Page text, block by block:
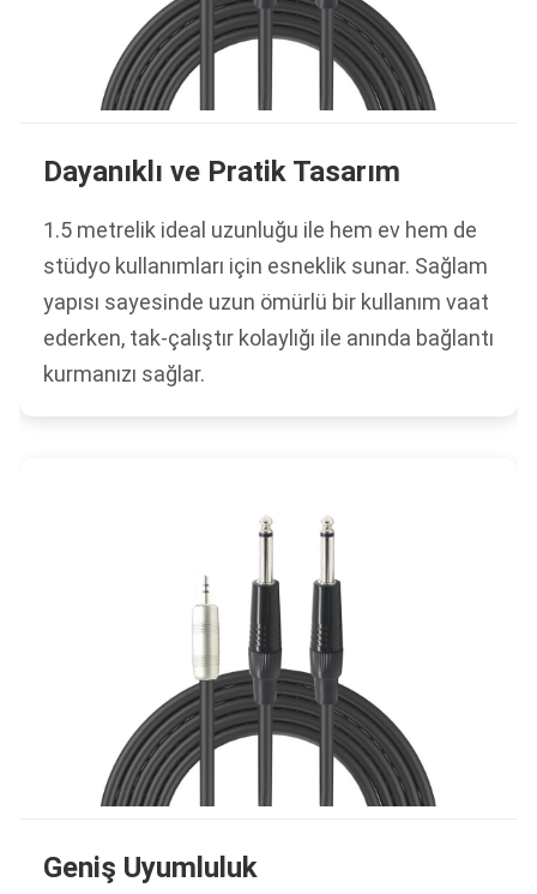
Dayanıklı ve Pratik Tasarım
1.5 metrelik ideal uzunluğu ile hem ev hem de
stüdyo kullanımları için esneklik sunar. Sağlam
yapısı sayesinde uzun ömürlü bir kullanım vaat
ederken, tak-çalıştır kolaylığı ile anında bağlantı
kurmanızı sağlar.
Geniş Uyumluluk